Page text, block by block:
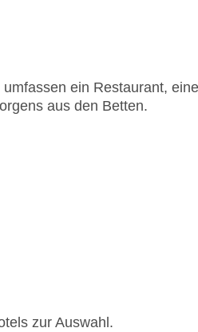
ein Restaurant,
aus den Betten.
zur Auswahl.